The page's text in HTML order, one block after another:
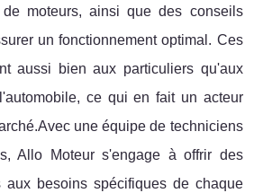
de moteurs, ainsi que des conseils
un fonctionnement optimal. Ces
aussi bien aux particuliers qu'aux
ce qui en fait un acteur
une équipe de techniciens
Allo Moteur s'engage à offrir des
aux besoins spécifiques de chaque